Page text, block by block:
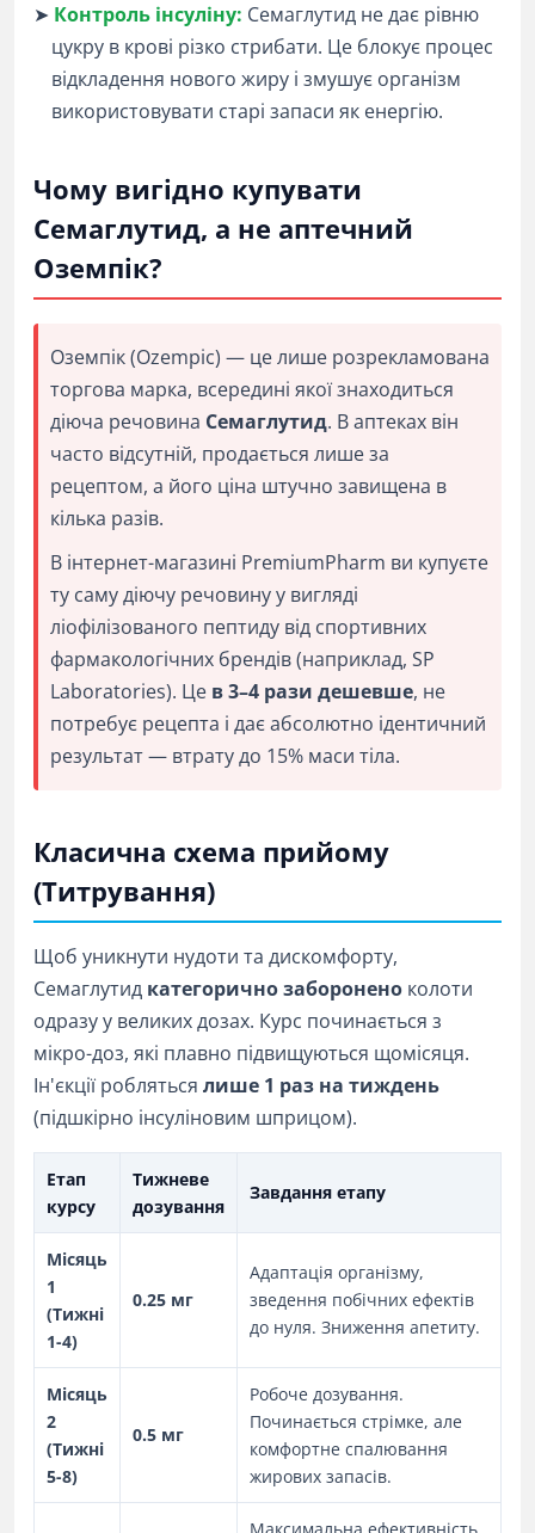
➤ Контроль інсуліну: Семаглутид не дає рівню
цукру в крові різко стрибати. Це блокує процес
відкладення нового жиру і змушує організм
використовувати старі запаси як енергію.
Чому вигідно купувати
Семаглутид, а не аптечний
Оземпік?
Оземпік (Ozempic) — це лише розрекламована
торгова марка, всередині якої знаходиться
діюча речовина Семаглутид. В аптеках він
часто відсутній, продається лише за
рецептом, а його ціна штучно завищена в
кілька разів.
В інтернет-магазині PremiumPharm ви купуєте
ту саму діючу речовину у вигляді
ліофілізованого пептиду від спортивних
фармакологічних брендів (наприклад, SP
Laboratories). Це в 3–4 рази дешевше, не
потребує рецепта і дає абсолютно ідентичний
результат — втрату до 15% маси тіла.
Класична схема прийому
(Титрування)
Щоб уникнути нудоти та дискомфорту,
Семаглутид категорично заборонено колоти
одразу у великих дозах. Курс починається з
мікро-доз, які плавно підвищуються щомісяця.
Ін'єкції робляться лише 1 раз на тиждень
(підшкірно інсуліновим шприцом).
Етап
курсу
Тижневе
дозування
Завдання етапу
Місяць
1
(Тижні
1-4)
0.25 мг
Адаптація організму,
зведення побічних ефектів
до нуля. Зниження апетиту.
Місяць
2
(Тижні
5-8)
0.5 мг
Робоче дозування.
Починається стрімке, але
комфортне спалювання
жирових запасів.